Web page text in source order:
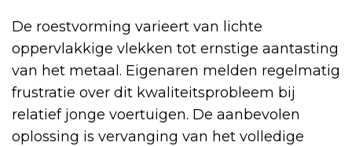
De roestvorming varieert van lichte
oppervlakkige vlekken tot ernstige aantasting
van het metaal. Eigenaren melden regelmatig
frustratie over dit kwaliteitsprobleem bij
relatief jonge voertuigen. De aanbevolen
oplossing is vervanging van het volledige